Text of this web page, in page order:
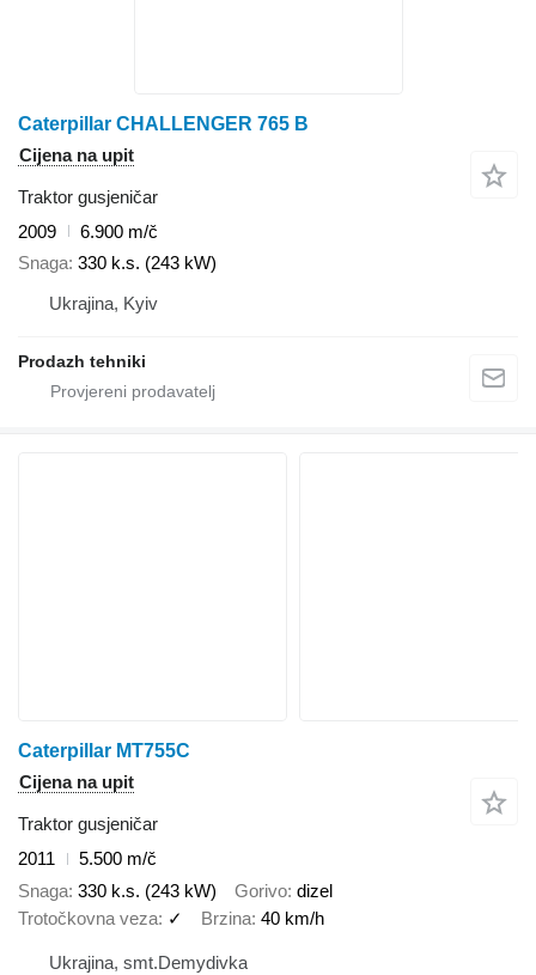
Caterpillar CHALLENGER 765 B
Cijena na upit
Traktor gusjeničar
2009
6.900 m/č
Snaga 330 k.s. (243 kW)
Ukrajina, Kyiv
Prodazh tehniki
Caterpillar MT755C
Cijena na upit
Traktor gusjeničar
2011
5.500 m/č
Snaga 330 k.s. (243 kW) Gorivo dizel
Trotočkovna veza ✓ Brzina 40 km/h
Ukrajina, smt.Demydivka